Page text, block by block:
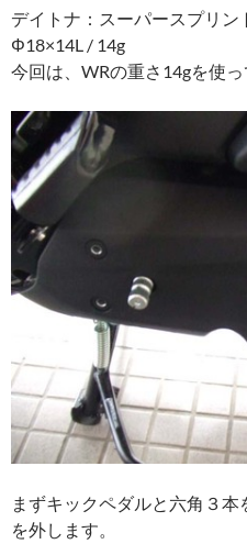
デイトナ：スーパースプリ
Φ18×14L / 14g
今回は、WRの重さ14gを使っ
まずキックペダルと六角３
を外します。